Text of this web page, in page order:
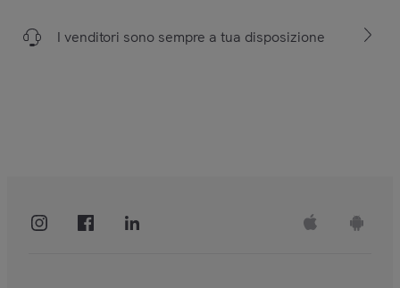
I venditori sono sempre a tua disposizione